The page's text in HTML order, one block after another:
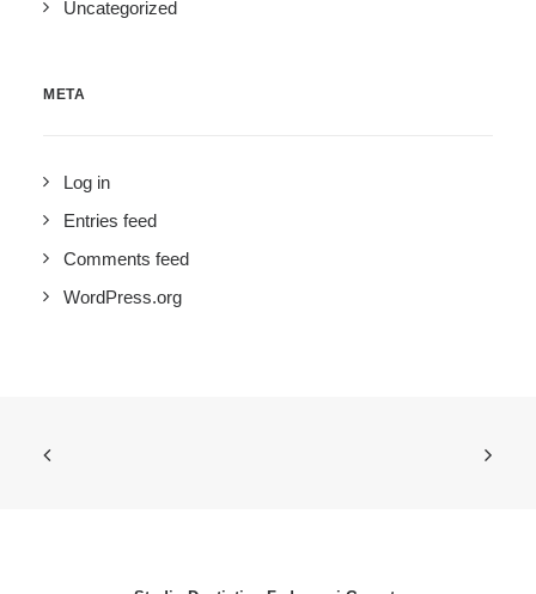
Uncategorized
META
Log in
Entries feed
Comments feed
WordPress.org